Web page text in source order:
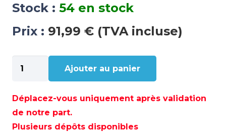
Stock : 54 en stock
Prix : 91,99 € (TVA incluse)
quantité
de
-
REC68V-
81950-
Ajouter au panier
Déplacez-vous uniquement après validation
de notre part.
Plusieurs dépôts disponibles